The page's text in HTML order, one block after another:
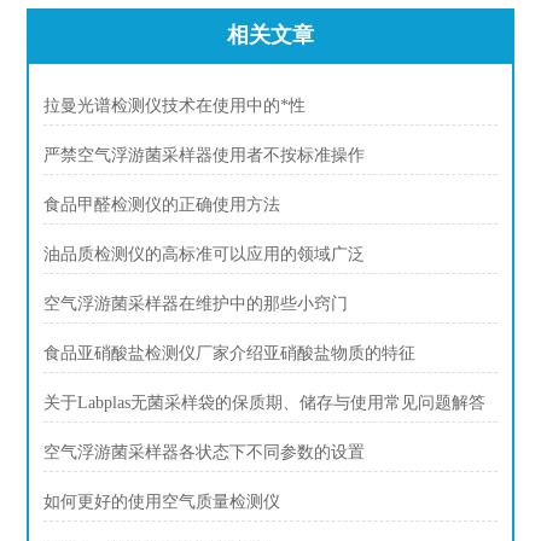
相关文章
拉曼光谱检测仪技术在使用中的*性
严禁空气浮游菌采样器使用者不按标准操作
食品甲醛检测仪的正确使用方法
油品质检测仪的高标准可以应用的领域广泛
空气浮游菌采样器在维护中的那些小窍门
食品亚硝酸盐检测仪厂家介绍亚硝酸盐物质的特征
关于Labplas无菌采样袋的保质期、储存与使用常见问题解答
空气浮游菌采样器各状态下不同参数的设置
如何更好的使用空气质量检测仪